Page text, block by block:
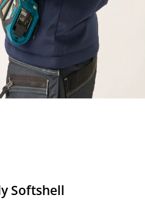
Softshell